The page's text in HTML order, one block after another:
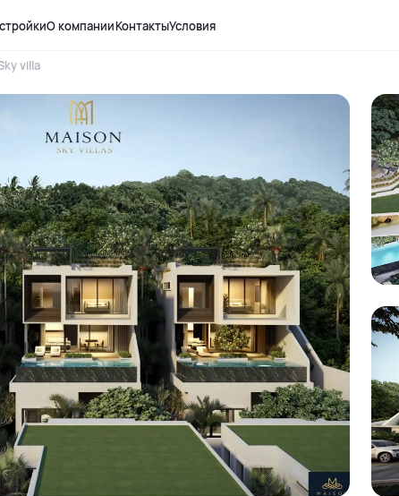
О компанииКонтактыУсловия
villa